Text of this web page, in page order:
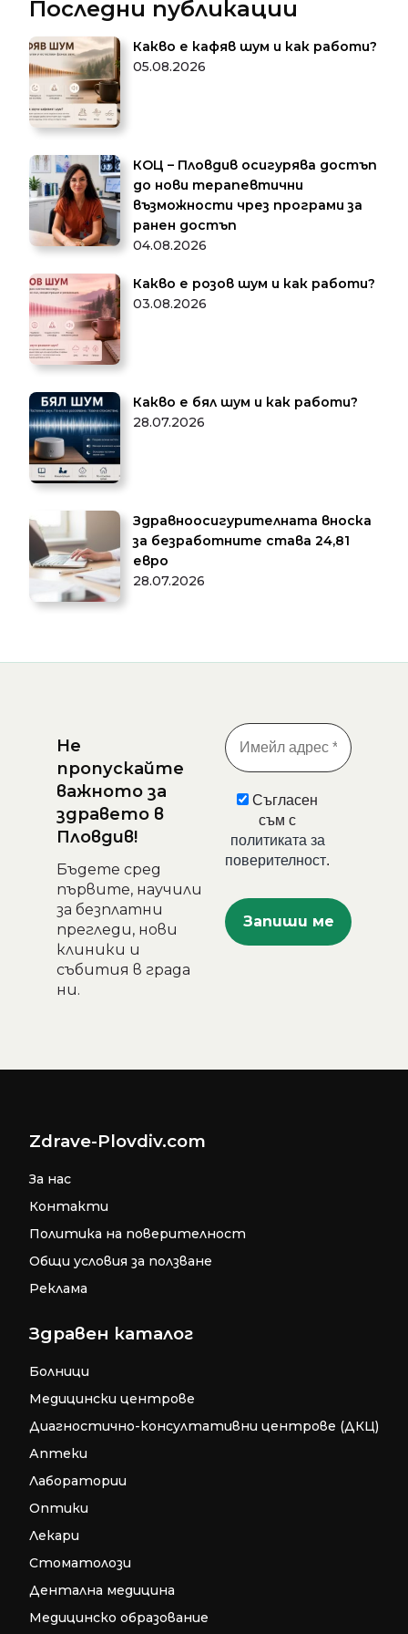
Последни публикации
Какво е кафяв шум и как работи?
05.08.2026
КОЦ – Пловдив осигурява достъп
до нови терапевтични
възможности чрез програми за
ранен достъп
04.08.2026
Какво е розов шум и как работи?
03.08.2026
Какво е бял шум и как работи?
28.07.2026
Здравноосигурителната вноска
за безработните става 24,81
евро
28.07.2026
Не
пропускайте
важното за
здравето в
Пловдив!
Бъдете сред
първите, научили
за безплатни
прегледи, нови
клиники и
събития в града
ни.
Съгласен
съм с
политиката за
поверителност.
Zdrave-Plovdiv.com
За нас
Контакти
Политика на поверителност
Общи условия за ползване
Реклама
Здравен каталог
Болници
Медицински центрове
Диагностично-консултативни центрове (ДКЦ)
Аптеки
Лаборатории
Оптики
Лекари
Стоматолози
Дентална медицина
Медицинско образование